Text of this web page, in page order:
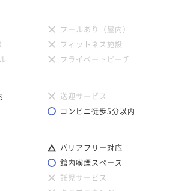
プールあり（屋内）
フィットネス施設
プライベートビーチ
送迎サービス
コンビニ徒歩5分以内
バリアフリー対応
館内喫煙スペース
託児サービス